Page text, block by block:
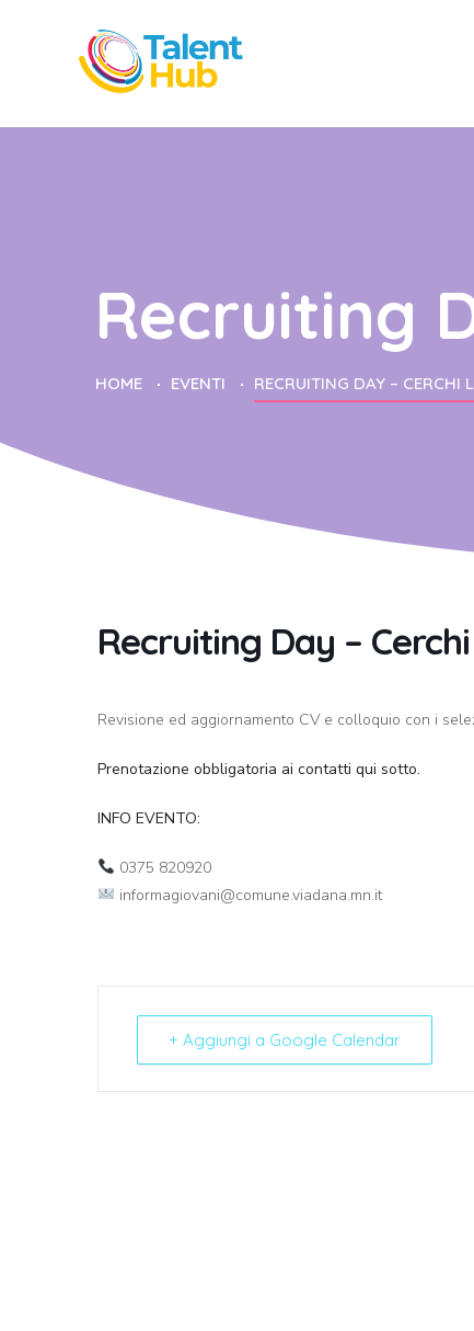
Recruiting
HOME EVENTI RECRUITING DAY – CERCHI
Recruiting Day –
Revisione ed aggiornamento CV e colloquio con i
Prenotazione obbligatoria ai contatti qui sotto.
INFO EVENTO:
0375 820920
informagiovani@comune.viadana.mn.it
+ Aggiungi a Google Calendar